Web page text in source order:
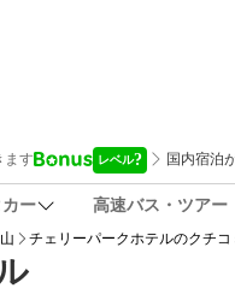
ー 高速バス・ツアー
チェリーパークホテルのクチコ